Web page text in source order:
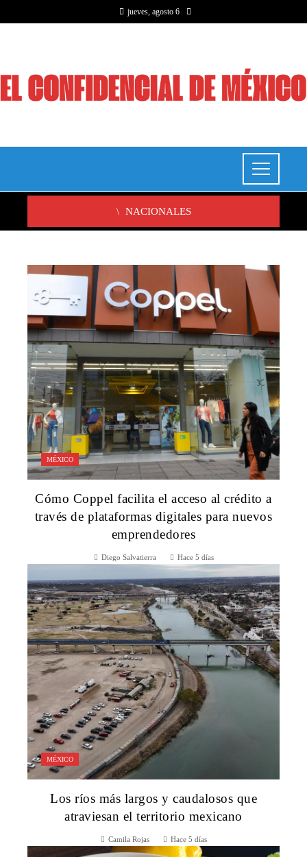
jueves, agosto 6
NACIONALES
MÉXICO
Cómo Coppel facilita el acceso al crédito a
través de plataformas digitales para nuevos
emprendedores
Diego Salvatierra Hace 5 días
MÉXICO
Los ríos más largos y caudalosos que
atraviesan el territorio mexicano
Camila Rojas Hace 5 días